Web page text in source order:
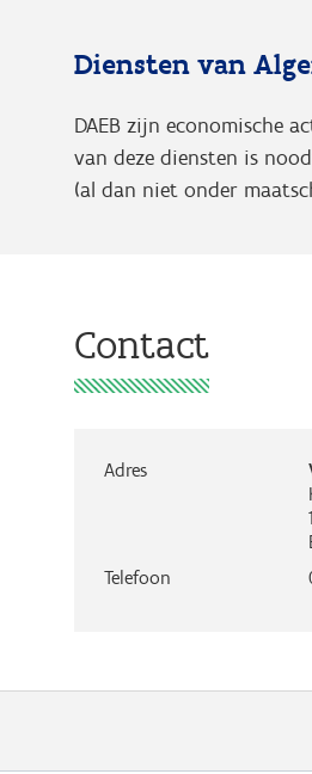
Diensten van
DAEB zijn economische
van deze diensten is
(al dan niet onder
Contact
Adres
Telefoon